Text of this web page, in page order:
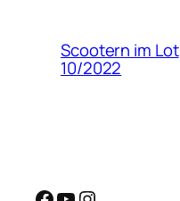
Scootern im Lot
10/2022